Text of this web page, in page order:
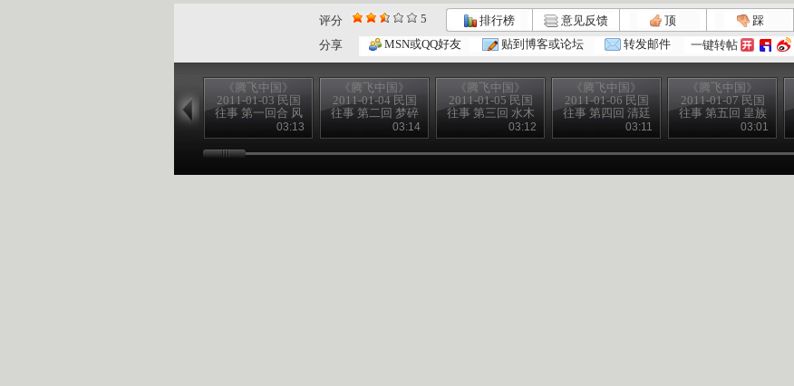
评分 5 排行榜 意见反馈 顶 踩
分享
MSN或QQ好友 贴到博客或论坛 转发邮件 一键转帖
《腾飞中国》
2011-01-03 民国
往事 第一回合 风
雨飘摇季03:13
《腾飞中国》
2011-01-04 民国
往事 第二回 梦碎
03:14
《腾飞中国》
2011-01-05 民国
往事 第三回 水木
03:12
《腾飞中国》
2011-01-06 民国
往事 第四回 清廷
03:11
《腾飞中国》
2011-01-07 民国
往事 第五回 皇族
03:01